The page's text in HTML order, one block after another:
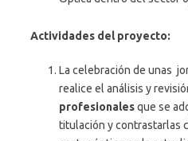
Actividades del proyecto:
La celebración de unas
realice el análisis y
profesionalesque se
titulación y contrastarlas